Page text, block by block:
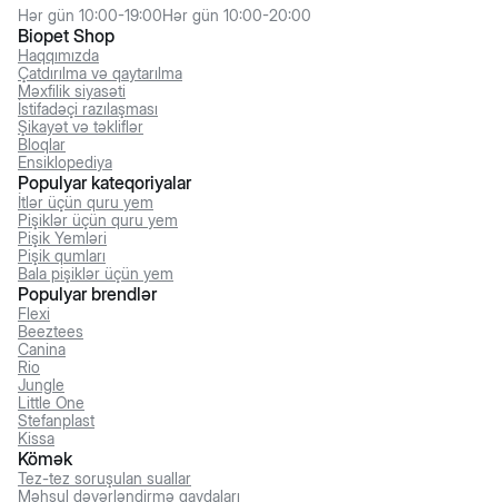
Biopet Shop
Haqqımızda
Çatdırılma və qaytarılma
Məxfilik siyasəti
İstifadəçi razılaşması
Şikayət və təkliflər
Bloqlar
Ensiklopediya
Hər gün 10:00-19:00Hər gün 10:00-20:00
Populyar kateqoriyalar
İtlər üçün quru yem
Pişiklər üçün quru yem
Pişik Yemləri
Pişik qumları
Bala pişiklər üçün yem
Populyar brendlər
Flexi
Beeztees
Canina
Rio
Jungle
Little One
Stefanplast
Kissa
Kömək
Tez-tez soruşulan suallar
Məhsul dəyərləndirmə qaydaları